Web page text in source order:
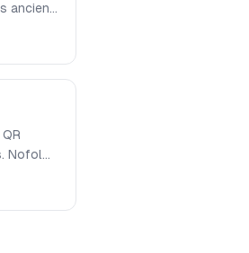
anciens
détaillée
coût.
Nofolo
codes